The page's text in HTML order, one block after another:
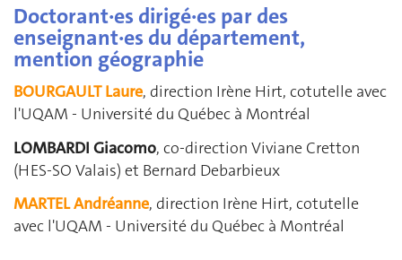
Doctorant·es dirigé·es par des
enseignant·es du département,
mention géographie
BOURGAULT Laure, direction Irène Hirt, cotutelle avec
l'UQAM - Université du Québec à Montréal
LOMBARDI Giacomo, co-direction Viviane Cretton
(HES-SO Valais) et Bernard Debarbieux
MARTEL Andréanne, direction Irène Hirt, cotutelle
avec l'UQAM - Université du Québec à Montréal